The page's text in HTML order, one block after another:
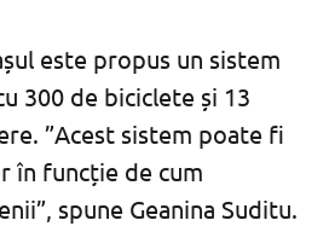
este propus un sistem
300 de biciclete și 13
”Acest sistem poate fi
în funcție de cum
spune Geanina Suditu.